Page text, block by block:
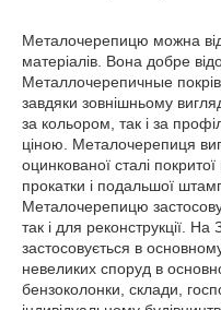
Металочерепицю можна
матеріалів. Вона добре
Металлочерепичные
завдяки зовнішньому
за кольором, так і за
ціною. Металочерепиця
оцинкованої сталі
прокатки і подальшої
Металочерепицю
так і для реконструкції.
застосовується в
невеликих споруд в
бензоколонки, склади,